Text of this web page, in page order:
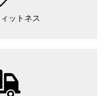
ットネス